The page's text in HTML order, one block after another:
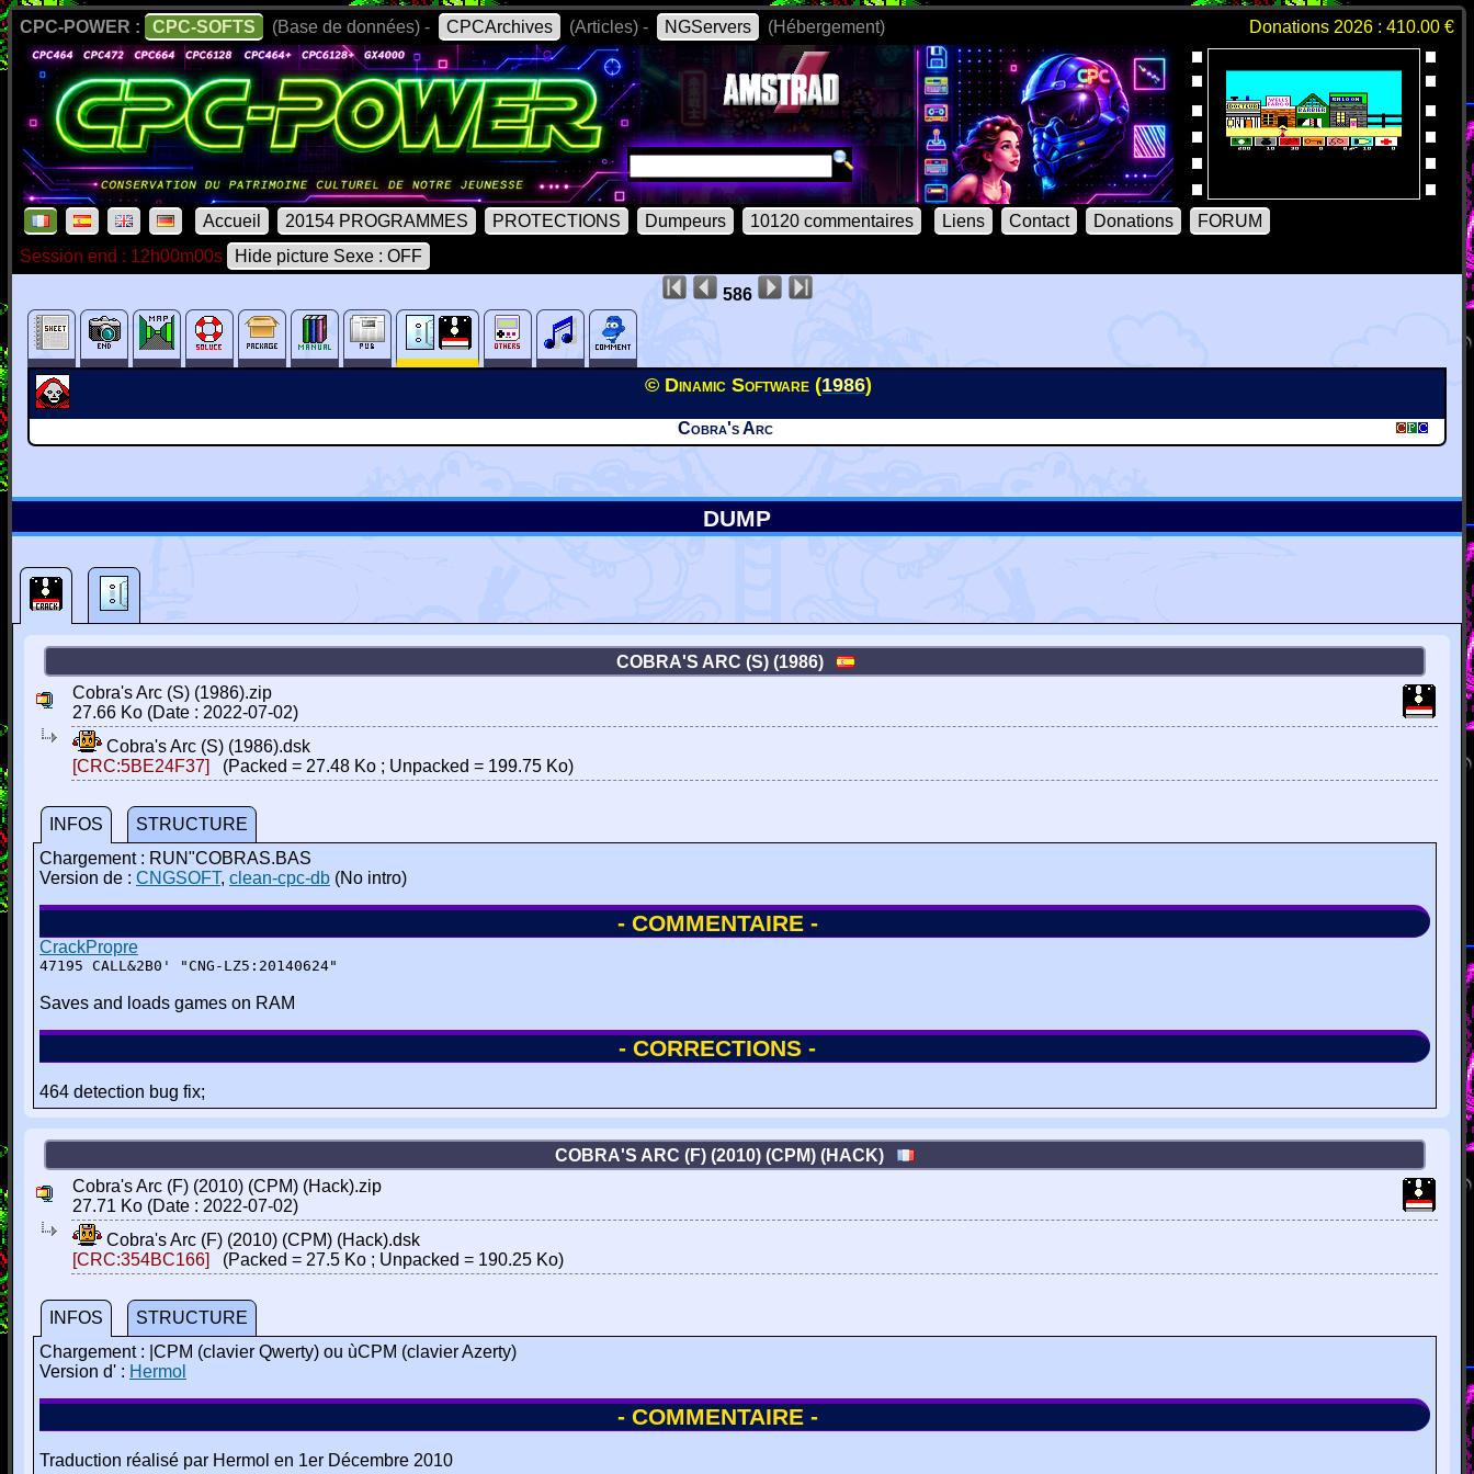
CPC-POWER : CPC-SOFTS (Base de données) - CPCArchives (Articles) - NGServers (Hébergement) Donations 2026 : 410.00 €
Accueil 20154 PROGRAMMES PROTECTIONS Dumpeurs 10120 commentaires Liens Contact Donations
FORUM
Session end : 12h00m00s
Hide picture Sexe : OFF
586
© Dinamic Software (1986)
Cobra's Arc
DUMP
COBRA'S ARC (S) (1986)
Cobra's Arc (S) (1986).zip
27.66 Ko (Date : 2022-07-02)
Cobra's Arc (S) (1986).dsk
[CRC:5BE24F37]
(Packed = 27.48 Ko ; Unpacked = 199.75 Ko)
INFOS
STRUCTURE
Chargement : RUN"COBRAS.BAS
Version de : CNGSOFT, clean-cpc-db (No intro)
- COMMENTAIRE -
CrackPropre
47195 CALL&2B0' "CNG-LZ5:20140624"
Saves and loads games on RAM
- CORRECTIONS -
464 detection bug fix;
COBRA'S ARC (F) (2010) (CPM) (HACK)
Cobra's Arc (F) (2010) (CPM) (Hack).zip
27.71 Ko (Date : 2022-07-02)
Cobra's Arc (F) (2010) (CPM) (Hack).dsk
[CRC:354BC166]
(Packed = 27.5 Ko ; Unpacked = 190.25 Ko)
INFOS
STRUCTURE
Chargement : |CPM (clavier Qwerty) ou ùCPM (clavier Azerty)
Version d' : Hermol
- COMMENTAIRE -
Traduction réalisé par Hermol en 1er Décembre 2010